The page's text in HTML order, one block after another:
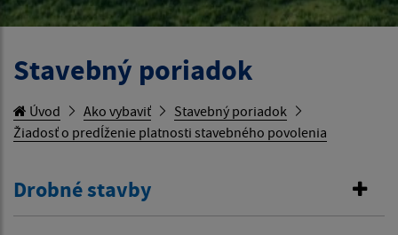
Stavebný poriadok
Úvod Ako vybaviť
Stavebný poriadok
Žiadosť o predĺženie platnosti stavebného povolenia
Drobné stavby